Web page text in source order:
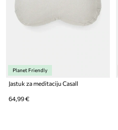
Planet Friendly
Jastuk za meditaciju Casall
64,99 €